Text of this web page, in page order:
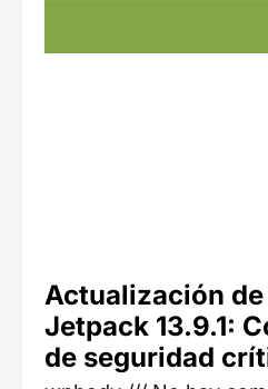
Actualización
Jetpack 13.9.1:
de seguridad